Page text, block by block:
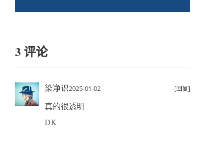
3 评论
染净识2025-01-02 [回复]
真的很透明
DK